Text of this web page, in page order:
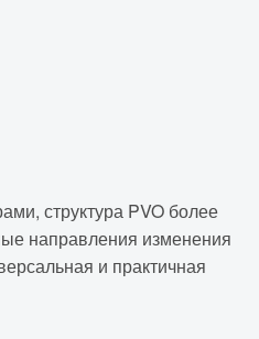
структура PVO более
направления изменения
и практичная